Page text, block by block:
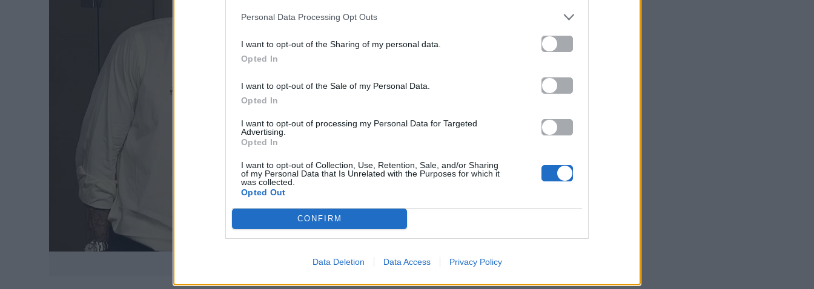
Personal Data Processing Opt Outs
I want to opt-out of the Sharing of my personal data.
Opted In
I want to opt-out of the Sale of my Personal Data.
Opted In
I want to opt-out of processing my Personal Data for Targeted
Advertising.
Opted In
I want to opt-out of Collection, Use, Retention, Sale, and/or Sharing
of my Personal Data that Is Unrelated with the Purposes for which it
was collected.
Opted Out
CONFIRM
Data Deletion Data Access Privacy Policy